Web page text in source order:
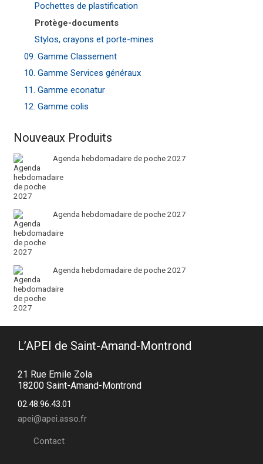
Pochettes de plastification
Protège-documents
Stylos, crayons et porte-mines
09. Gamme Classement
10. Gamme Services généraux
11. Gamme econatur
12. Gamme colis
Nouveaux Produits
Agenda hebdomadaire de poche 2027
Agenda hebdomadaire de poche 2027
Agenda hebdomadaire de poche 2027
L’APEI de Saint-Amand-Montrond
21 Rue Emile Zola
18200 Saint-Amand-Montrond
02.48.96.43.01
apei@apei.asso.fr
Contact